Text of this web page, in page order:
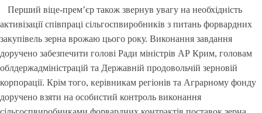
Перший віце-прем’єр також звернув увагу на необхідність
активізації співпраці сільгоспвиробників з питань форвардних
закупівель зерна врожаю цього року. Виконання завдання
доручено забезпечити голові Ради міністрів АР Крим, головам
облдержадміністрацій та Державній продовольчій зерновій
корпорації. Крім того, керівникам регіонів та Аграрному фонду
доручено взяти на особистий контроль виконання